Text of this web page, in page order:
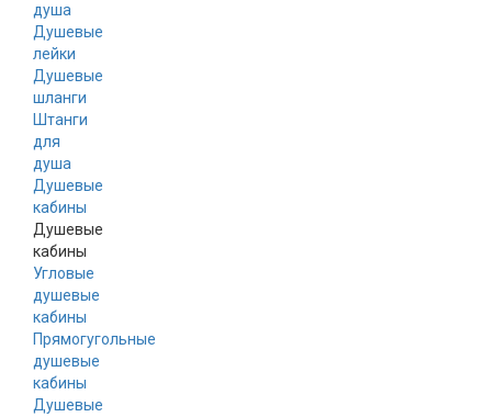
душа
Душевые
лейки
Душевые
шланги
Штанги
для
душа
Душевые
кабины
Душевые
кабины
Угловые
душевые
кабины
Прямогугольные
душевые
кабины
Душевые